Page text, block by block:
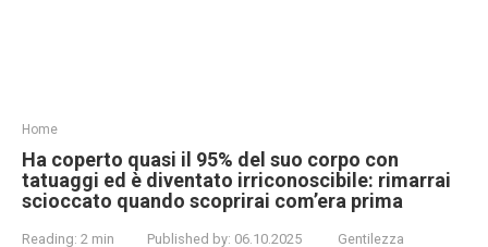
Home
Ha coperto quasi il 95% del suo corpo con
tatuaggi ed è diventato irriconoscibile: rimarrai
scioccato quando scoprirai com’era prima
Reading: 2 min Published by: 06.10.2025 Gentilezza